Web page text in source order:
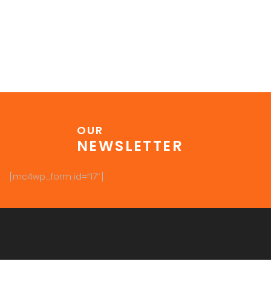
OUR
NEWSLETTER
[mc4wp_form id=”17″]